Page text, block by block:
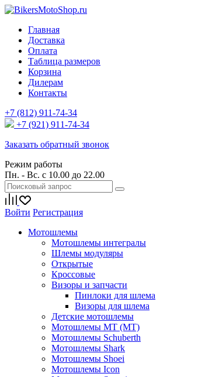
Главная
Доставка
Оплата
Таблица размеров
Корзина
Дилерам
Контакты
+7 (812) 911-74-34
+7 (921) 911-74-34
Заказать обратный звонок
Режим работы
Пн. - Вс. с 10.00 до 22.00
Войти Регистрация
Мотошлемы
Мотошлемы интегралы
Шлемы модуляры
Открытые
Кросcовые
Визоры и запчасти
Пинлоки для шлема
Визоры для шлема
Детские мотошлемы
Мотошлемы MT (МТ)
Мотошлемы Schuberth
Мотошлемы Shark
Мотошлемы Shoei
Мотошлемы Icon